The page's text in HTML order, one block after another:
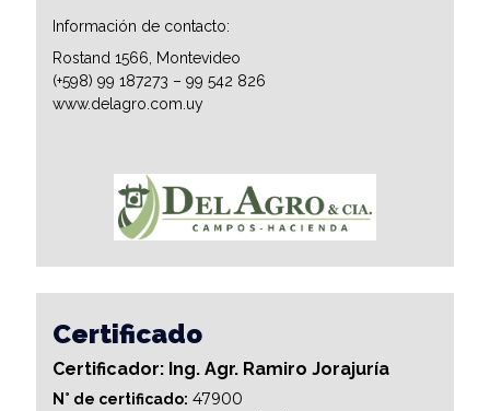
Información de contacto:
Rostand 1566, Montevideo
(+598) 99 187273 – 99 542 826
www.delagro.com.uy
Certificado
Certificador: Ing. Agr. Ramiro Jorajuría
N° de certificado: 47900